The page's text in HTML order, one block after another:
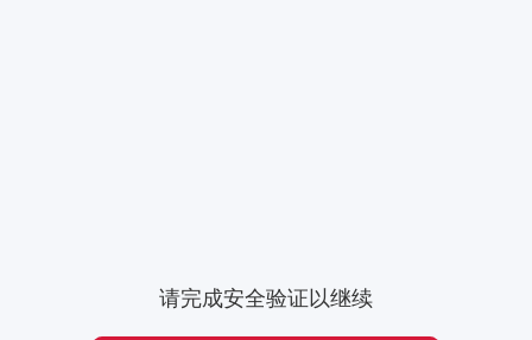
请完成安全验证以继续